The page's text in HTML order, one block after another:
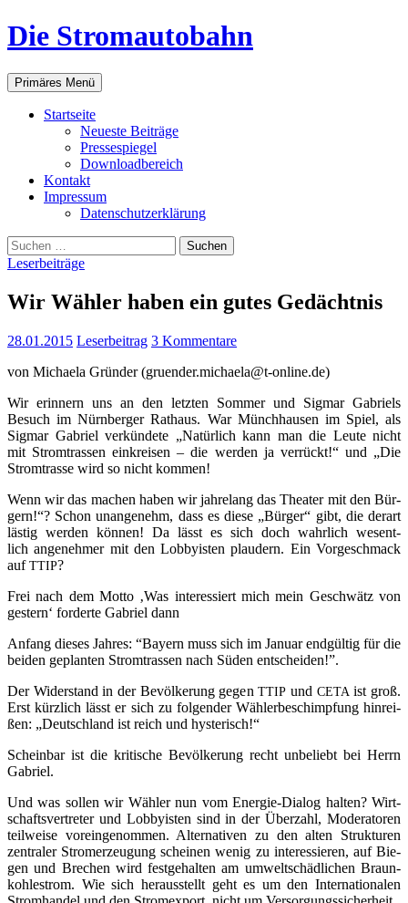
Zum
Inhalt
Die Stromautobahn
Suchen
Primäres Menü
Start­sei­te
Neu­es­te Beiträge
Pres­se­spie­gel
Down­load­be­reich
Kon­takt
Impres­sum
Daten­schutz­er­klä­rung
Suchen
nach:
Leserbeiträge
Wir Wäh­ler haben ein gutes Gedächtnis
28.01.2015 Leserbeitrag 3 Kommentare
von Michae­la Grün­der (gruender.michaela@t‑online.de)
Wir erin­nern uns an den letz­ten Som­mer und Sig­mar Gabri­els
Besuch im Nürn­ber­ger Rat­haus. War Münch­hau­sen im Spiel, als
Sig­mar Gabri­el ver­kün­de­te „Natür­lich kann man die Leu­te nicht
mit Strom­tras­sen ein­krei­sen – die wer­den ja ver­rückt!“ und „Die
Strom­tras­se wird so nicht kommen!
Wenn wir das machen haben wir jah­re­lang das Thea­ter mit den Bür­
gern!“? Schon unan­ge­nehm, dass es die­se „Bür­ger“ gibt, die der­art
läs­tig wer­den kön­nen! Da lässt es sich doch wahr­lich wesent­
lich ange­neh­mer mit den Lob­by­is­ten plau­dern. Ein Vor­ge­schmack
aufTTIP?
Frei nach dem Mot­to ‚Was inter­es­siert mich mein Geschwätz von
ges­tern‘ for­der­te Gabri­el dann
Anfang die­ses Jah­res: “Bay­ern muss sich im Janu­ar end­gül­tig für die
bei­den geplan­ten Strom­tras­sen nach Süden entscheiden!”.
Der Wider­stand in der Bevöl­ke­rung gegenTTIP und CETA ist groß.
Erst kürz­lich lässt er sich zu fol­gen­der Wäh­ler­be­schimp­fung hin­rei­
ßen: „Deutsch­land ist reich und hysterisch!“
Schein­bar ist die kri­ti­sche Bevöl­ke­rung recht unbe­liebt bei Herrn
Gabriel.
Und was sol­len wir Wäh­ler nun vom Ener­gie-Dia­log hal­ten? Wirt­
schafts­ver­tre­ter und Lob­by­is­ten sind in der Über­zahl, Mode­ra­to­ren
teil­wei­se vor­ein­ge­nom­men. Alter­na­ti­ven zu den alten Struk­tu­ren
zen­tra­ler Strom­erzeu­gung schei­nen wenig zu inter­es­sie­ren, auf Bie­
gen und Bre­chen wird fest­ge­hal­ten am umwelt­schäd­li­chen Braun­
koh­lestrom. Wie sich her­aus­stellt geht es um den Inter­na­tio­na­len